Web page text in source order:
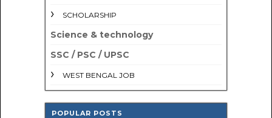
SCHOLARSHIP
Science & technology
SSC / PSC / UPSC
WEST BENGAL JOB
POPULAR POSTS